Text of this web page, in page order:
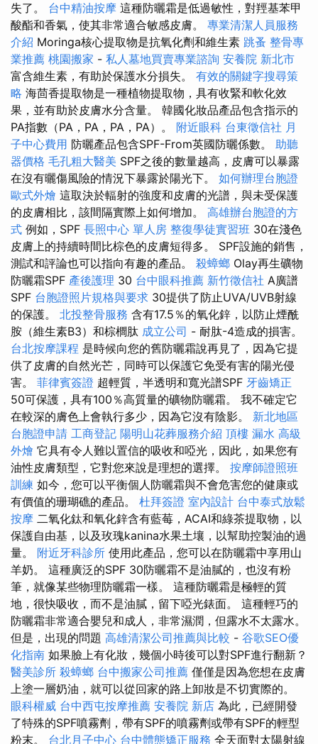
失了。 台中精油按摩 這種防曬霜是低過敏性，對羥基苯甲
酸酯和香氣，使其非常適合敏感皮膚。 專業清潔人員服務
介紹 Moringa核心提取物是抗氧化劑和維生素 跳蚤 整骨專
業推薦 桃園搬家 - 私人墓地買賣專業諮詢 安養院 新北市
富含維生素，有助於保護水分損失。 有效的關鍵字搜尋策
略 海茴香提取物是一種植物提取物，具有收緊和軟化效
果，並有助於皮膚水分含量。 韓國化妝品產品包含指示的
PA指數（PA，PA，PA，PA）。 附近眼科 台東徵信社 月
子中心費用 防曬產品包含SPF-From英國防曬係數。 助聽
器價格 毛孔粗大醫美 SPF之後的數量越高，皮膚可以暴露
在沒有曬傷風險的情況下暴露於陽光下。 如何辦理台胞證
歐式外燴 這取決於輻射的強度和皮膚的光譜，與未受保護
的皮膚相比，該間隔實際上如何增加。 高雄辦台胞證的方
式 例如，SPF 長照中心 單人房 整復學徒實習班 30在淺色
皮膚上的持續時間比棕色的皮膚短得多。 SPF設施的銷售，
測試和評論也可以指向有趣的產品。 殺蟑螂 Olay再生礦物
防曬霜SPF 產後護理 30 台中眼科推薦 新竹徵信社 A廣譜
SPF 台胞證照片規格與要求 30提供了防止UVA/UVB射線
的保護。 北投整骨服務 含有17.5％的氧化鋅，以防止煙酰
胺（維生素B3）和棕櫚肽 成立公司 - 耐肽-4造成的損害。
台北按摩課程 是時候向您的舊防曬霜說再見了，因為它提
供了皮膚的自然光芒，同時可以保護它免受有害的陽光侵
害。 菲律賓簽證 超輕質，半透明和寬光譜SPF 牙齒矯正
50可保護，具有100％高質量的礦物防曬霜。 我不確定它
在較深的膚色上會執行多少，因為它沒有陰影。 新北地區
台胞證申請 工商登記 陽明山花葬服務介紹 頂樓 漏水 高級
外燴 它具有令人難以置信的吸收和啞光，因此，如果您有
油性皮膚類型，它對您來說是理想的選擇。 按摩師證照班
訓練 如今，您可以平衡個人防曬霜與不會危害您的健康或
有價值的珊瑚礁的產品。 杜拜簽證 室內設計 台中泰式放鬆
按摩 二氧化鈦和氧化鋅含有藍莓，ACAI和綠茶提取物，以
保護自由基，以及玫瑰kanina水果土壤，以幫助控製油的過
量。 附近牙科診所 使用此產品，您可以在防曬霜中享用山
羊奶。 這種廣泛的SPF 30防曬霜不是油膩的，也沒有粉
筆，就像某些物理防曬霜一樣。 這種防曬霜是極輕的質
地，很快吸收，而不是油膩，留下啞光錶面。 這種輕巧的
防曬霜非常適合嬰兒和成人，非常濕潤，但露水不太露水。
但是，出現的問題 高雄清潔公司推薦與比較 - 谷歌SEO優
化指南 如果臉上有化妝，幾個小時後可以對SPF進行翻新？
醫美診所 殺蟑螂 台中搬家公司推薦 僅僅是因為您想在皮膚
上塗一層奶油，就可以從回家的路上卸妝是不切實際的。
眼科權威 台中西屯按摩推薦 安養院 新店 為此，已經開發
了特殊的SPF噴霧劑，帶有SPF的噴霧劑或帶有SPF的輕型
粉末。 台北月子中心 台中體態矯正服務 全天面對太陽射線